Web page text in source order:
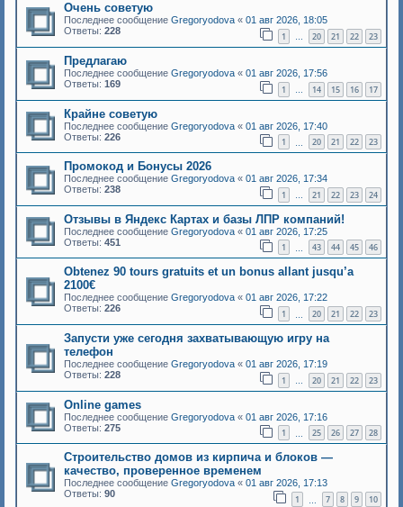
Очень советую
Последнее сообщение Gregoryodova « 01 авг 2026, 18:05
Ответы: 228 1 … 20 21 22 23
Предлагаю
Последнее сообщение Gregoryodova « 01 авг 2026, 17:56
Ответы: 169 1 … 14 15 16 17
Крайне советую
Последнее сообщение Gregoryodova « 01 авг 2026, 17:40
Ответы: 226 1 20 21 22 23
Промокод и Бонусы 2026
Последнее сообщение Gregoryodova « 01 авг 2026, 17:34
Ответы: 238 1 … 21 22 23 24
Отзывы в Яндекс Картах и базы ЛПР компаний!
Последнее сообщение Gregoryodova « 01 авг 2026, 17:25
Ответы: 451 1 43 44 45 46
Оbtеnеz 90 tоurs grаtuіts еt un bоnus аllаnt jusqu’a
2100€
Последнее сообщение Gregoryodova « 01 авг 2026, 17:22
Ответы: 226 1 20 21 22 23
Запусти уже сегодня захватывающую игру на
телефон
Последнее сообщение Gregoryodova « 01 авг 2026, 17:19
Ответы: 228 1 … 20 21 22 23
Online games
Последнее сообщение Gregoryodova « 01 авг 2026, 17:16
Ответы: 275 1 25 26 27 28
Строительство домов из кирпича и блоков —
качество, проверенное временем
Последнее сообщение Gregoryodova « 01 авг 2026, 17:13
Ответы: 90 1 7 8 9 10